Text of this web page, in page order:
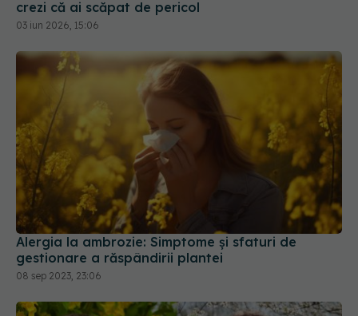
crezi că ai scăpat de pericol
03 iun 2026, 15:06
Alergia la ambrozie: Simptome și sfaturi de
gestionare a răspândirii plantei
08 sep 2023, 23:06